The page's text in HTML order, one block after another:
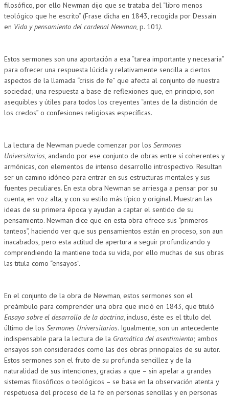
filosófico, por ello Newman dijo que se trataba del “libro menos
teológico que he escrito” (Frase dicha en 1843, recogida por Dessain
en Vida y pensamiento del cardenal Newman, p. 101).
Estos sermones son una aportación a esa “tarea importante y necesaria”
para ofrecer una respuesta lúcida y relativamente sencilla a ciertos
aspectos de la llamada “crisis de fe” que afecta al conjunto de nuestra
sociedad; una respuesta a base de reflexiones que, en principio, son
asequibles y útiles para todos los creyentes “antes de la distinción de
los credos” o confesiones religiosas específicas.
La lectura de Newman puede comenzar por los Sermones
Universitarios, andando por ese conjunto de obras entre sí coherentes y
armónicas, con elementos de intenso desarrollo introspectivo. Resultan
ser un camino idóneo para entrar en sus estructuras mentales y sus
fuentes peculiares. En esta obra Newman se arriesga a pensar por su
cuenta, en voz alta, y con su estilo más típico y original. Muestran las
ideas de su primera época y ayudan a captar el sentido de su
pensamiento. Newman dice que en esta obra ofrece sus “primeros
tanteos”, haciendo ver que sus pensamientos están en proceso, son aun
inacabados, pero esta actitud de apertura a seguir profundizando y
comprendiendo la mantiene toda su vida, por ello muchas de sus obras
las titula como “ensayos”.
En el conjunto de la obra de Newman, estos sermones son el
preámbulo para comprender una obra que inició en 1843, que tituló
Ensayo sobre el desarrollo de la doctrina, incluso, éste es el título del
último de los Sermones Universitarios. Igualmente, son un antecedente
indispensable para la lectura de la Gramática del asentimiento; ambos
ensayos son considerados como las dos obras principales de su autor.
Estos sermones son el fruto de su profunda sencillez y de la
naturalidad de sus intenciones, gracias a que – sin apelar a grandes
sistemas filosóficos o teológicos – se basa en la observación atenta y
respetuosa del proceso de la fe en personas sencillas y en personas